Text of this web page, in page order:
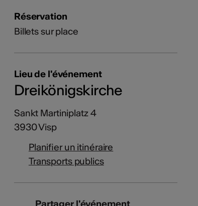
Réservation
Billets sur place
Lieu de l'événement
Dreikönigskirche
Sankt Martiniplatz 4
3930 Visp
Planifier un itinéraire
Transports publics